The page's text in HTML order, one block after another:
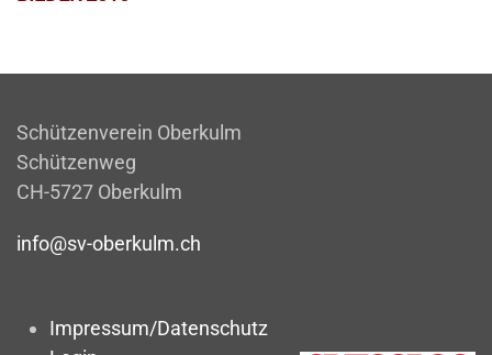
Schützenverein Oberkulm
Schützenweg
CH-5727 Oberkulm
info@sv-oberkulm.ch
Impressum/Datenschutz